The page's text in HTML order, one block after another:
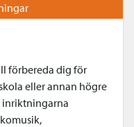
förbereda dig för
eller annan högre
inriktningarna